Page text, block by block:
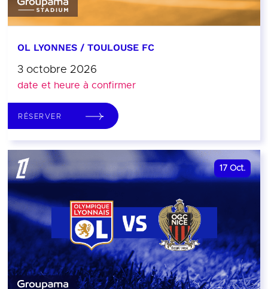
OL LYONNES / TOULOUSE FC
3 octobre 2026
date et heure à confirmer
RÉSERVER
17 Oct.